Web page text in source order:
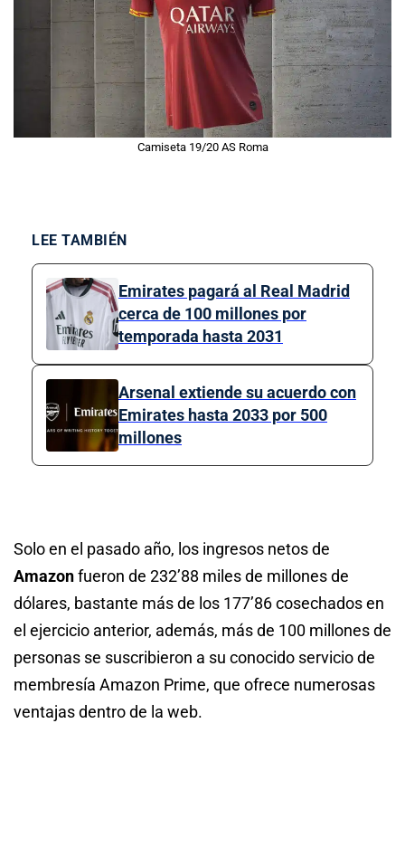
Camiseta 19/20 AS Roma
LEE TAMBIÉN
Emirates pagará al Real Madrid
cerca de 100 millones por
temporada hasta 2031
Arsenal extiende su acuerdo con
Emirates hasta 2033 por 500
millones
Solo en el pasado año, los ingresos netos de
Amazonfueron de 232’88 miles de millones de
dólares, bastante más de los 177’86 cosechados en
el ejercicio anterior, además, más de 100 millones de
personas se suscribieron a su conocido servicio de
membresía Amazon Prime, que ofrece numerosas
ventajas dentro de la web.